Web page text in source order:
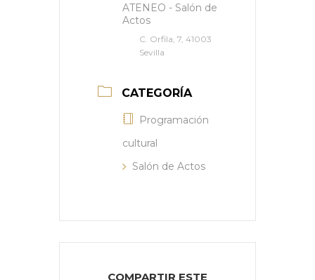
ATENEO - Salón de
Actos
C. Orfila, 7, 41003
Sevilla
CATEGORÍA
Programación
cultural
Salón de Actos
COMPARTIR ESTE